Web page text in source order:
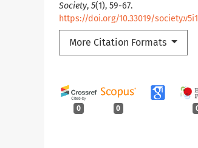
Society, 5(1), 59-67.
https://doi.org/10.33019/
More Citation Formats
0 0